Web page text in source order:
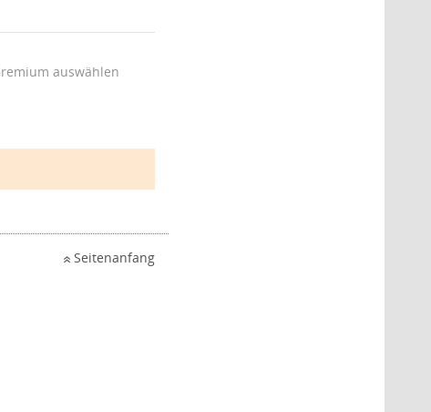
auswählen
Seitenanfang